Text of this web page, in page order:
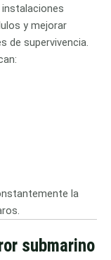
y mejorar
de supervivencia.
la
submarino